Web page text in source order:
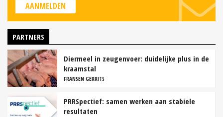
AANMELDEN
PARTNERS
Diermeel in zeugenvoer: duidelijke plus in de
kraamstal
FRANSEN GERRITS
PRRSpectief: samen werken aan stabiele
resultaten